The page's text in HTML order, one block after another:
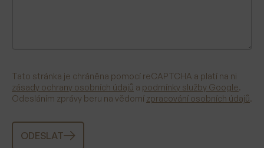
Tato stránka je chráněna pomocí reCAPTCHA a platí na ni
zásady ochrany osobních údajů a podmínky služby Google.
Odesláním zprávy beru na vědomí zpracování osobních údajů.
ODESLAT